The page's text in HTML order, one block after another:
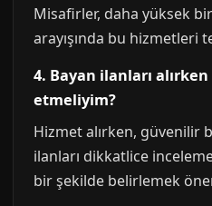
Misafirler, daha yüksek
arayışında bu hizmetleri
4. Bayan ilanları
etmeliyim?
Hizmet alırken, güvenilir
ilanları dikkatlice
bir şekilde belirlemek